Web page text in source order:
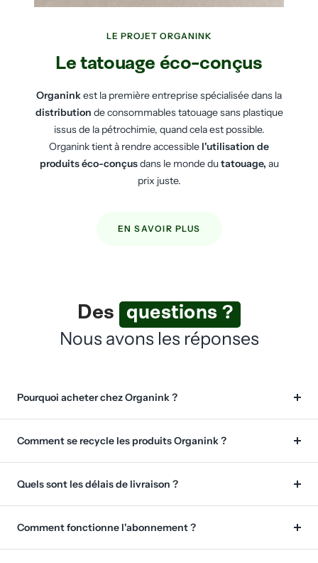
LE PROJET ORGANINK
Le tatouage éco-conçus
Organink est la première entreprise spécialisée dans la
distribution de consommables tatouage sans plastique
issus de la pétrochimie, quand cela est possible.
Organink tient à rendre accessible l'utilisation de
produits éco-conçusdans le monde dutatouage, au
prix juste.
EN SAVOIR PLUS
Des questions ?
Nous avons les réponses
Pourquoi acheter chez Organink ?
Comment se recycle les produits Organink ?
Quels sont les délais de livraison ?
Comment fonctionne l'abonnement ?